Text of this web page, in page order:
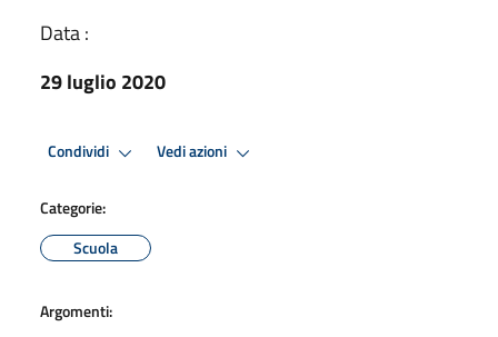
Data :
29 luglio 2020
Condividi Vedi azioni
Categorie:
Scuola
Argomenti: